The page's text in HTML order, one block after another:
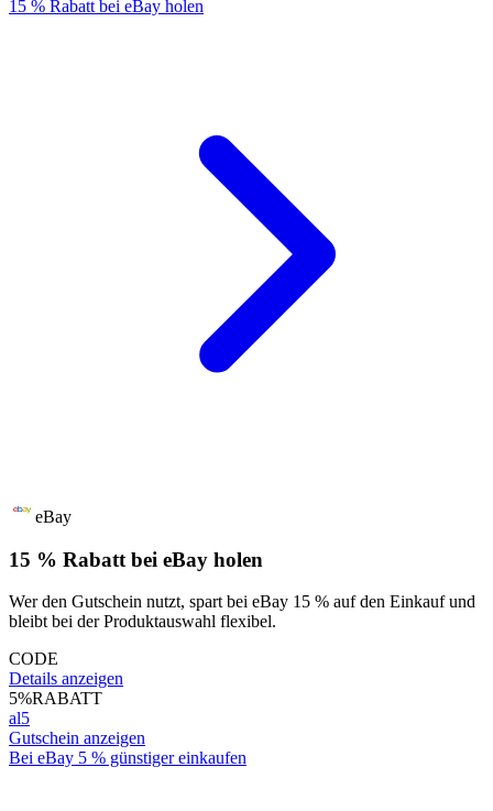
15 % Rabatt bei eBay holen
eBay
15 % Rabatt bei eBay holen
Wer den Gutschein nutzt, spart bei eBay 15 % auf den Einkauf und
bleibt bei der Produktauswahl flexibel.
CODE
Details anzeigen
5%RABATT
al5
Gutschein anzeigen
Bei eBay 5 % günstiger einkaufen